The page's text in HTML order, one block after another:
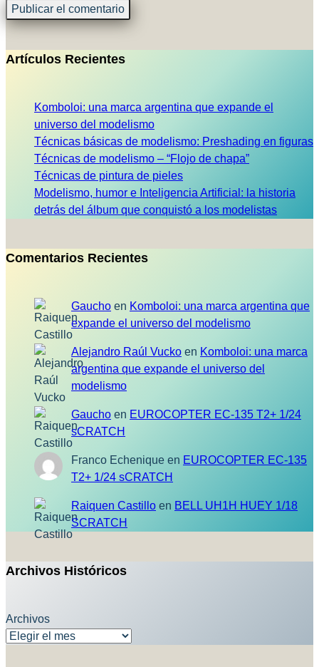
Artículos Recientes
Komboloi: una marca argentina que expande el
universo del modelismo
Técnicas básicas de modelismo: Preshading en figuras
Técnicas de modelismo – “Flojo de chapa”
Técnicas de pintura de pieles
Modelismo, humor e Inteligencia Artificial: la historia
detrás del álbum que conquistó a los modelistas
Comentarios Recientes
Gaucho en Komboloi: una marca argentina que
expande el universo del modelismo
Alejandro Raúl Vucko en Komboloi: una marca
argentina que expande el universo del
modelismo
Gaucho en EUROCOPTER EC-135 T2+ 1/24
sCRATCH
Franco Echenique en EUROCOPTER EC-135
T2+ 1/24 sCRATCH
Raiquen Castillo en BELL UH1H HUEY 1/18
SCRATCH
Archivos Históricos
Archivos